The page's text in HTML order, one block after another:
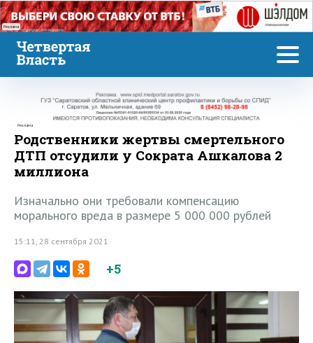
Реклама
Реклама
Родственники жертвы смертельного
ДТП отсудили у Сократа Ашкалова 2
миллиона
Изначально они требовали компенсацию
морального вреда в размере 5 000 000 рублей
15:11, 28 сентября 2021
+5